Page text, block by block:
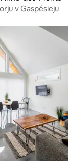
v Gaspésieju